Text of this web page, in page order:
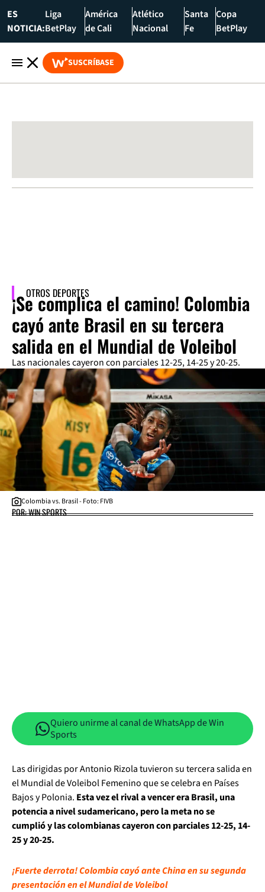
ES
NOTICIA:
Liga
BetPlay
América
de Cali
Atlético
Nacional
Santa
Fe
Copa
BetPlay
SUSCRÍBASE
OTROS DEPORTES
¡Se complica el camino! Colombia
cayó ante Brasil en su tercera
salida en el Mundial de Voleibol
Las nacionales cayeron con parciales 12-25, 14-25 y 20-25.
Colombia vs. Brasil - Foto: FIVB
POR: WIN SPORTS
Quiero unirme al canal de WhatsApp de Win
Sports
Las dirigidas por Antonio Rizola tuvieron su tercera salida en
el Mundial de Voleibol Femenino que se celebra en Países
Bajos y Polonia. Esta vez el rival a vencer era Brasil, una
potencia a nivel sudamericano, pero la meta no se
cumplió y las colombianas cayeron con parciales 12-25, 14-
25 y 20-25.
¡Fuerte derrota! Colombia cayó ante China en su segunda
presentación en el Mundial de Voleibol